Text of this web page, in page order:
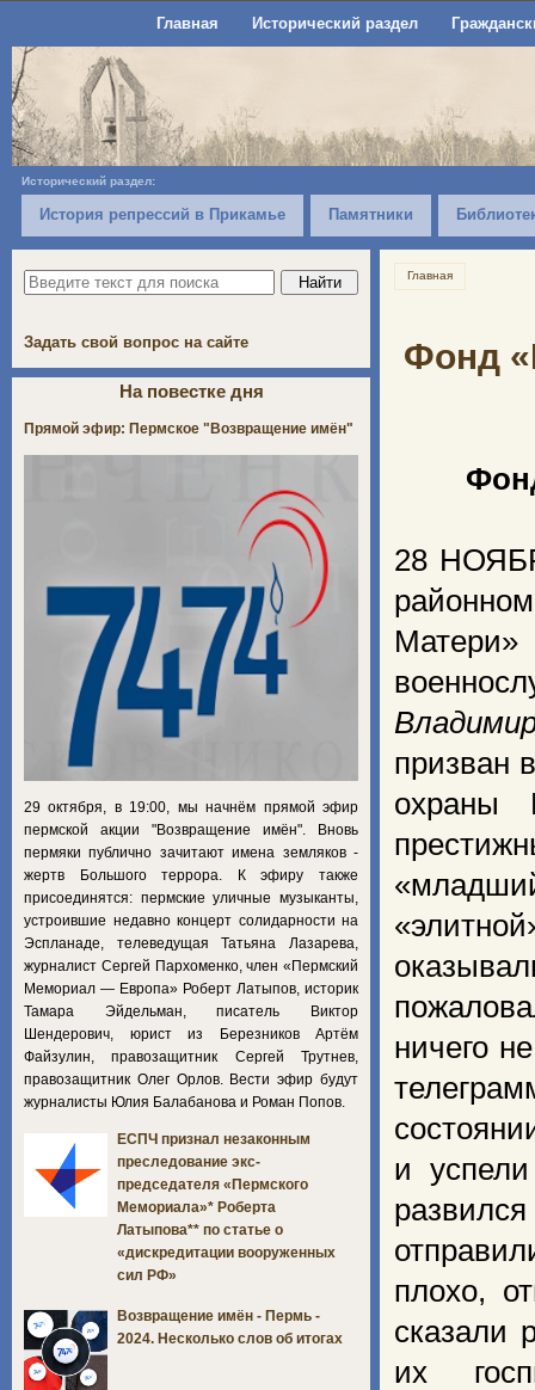
Главная Исторический раздел
Исторический раздел:
История репрессий в Прикамье Памятники
Главная
Фонд
28
призван
охраны
ничего
и
плохо,
сказали
их
Задать свой вопрос на сайте
На повестке дня
Прямой эфир: Пермское "Возвращение имён"
29 октября, в 19:00, мы начнём прямой эфир
пермской акции "Возвращение имён". Вновь
пермяки публично зачитают имена земляков -
жертв Большого террора. К эфиру также
присоединятся: пермские уличные музыканты,
устроившие недавно концерт солидарности на
Эспланаде, телеведущая Татьяна Лазарева,
журналист Сергей Пархоменко, член «Пермский
Мемориал — Европа» Роберт Латыпов, историк
Тамара Эйдельман, писатель Виктор
Шендерович, юрист из Березников Артём
Файзулин, правозащитник Сергей Трутнев,
правозащитник Олег Орлов. Вести эфир будут
журналисты Юлия Балабанова и Роман Попов.
ЕСПЧ признал незаконным
преследование экс-
председателя «Пермского
Мемориала»* Роберта
Латыпова** по статье о
«дискредитации вооруженных
сил РФ»
Возвращение имён - Пермь -
2024. Несколько слов об итогах